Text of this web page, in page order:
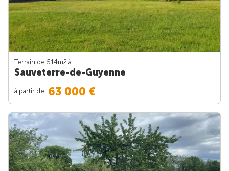
Terrain de 514m2 à
Sauveterre-de-Guyenne
à partir de 63 000 €